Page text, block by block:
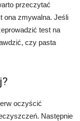
przeczytać
ona zmywalna. Jeśli
test na
czy pasta
oczyścić
Następnie